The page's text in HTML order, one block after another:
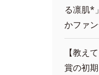
る凛肌*
かファ
【教え
賞の初